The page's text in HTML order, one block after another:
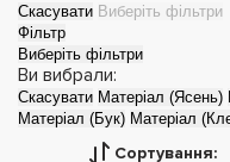
Скасувати Виберіть фільтри
Фільтр
Виберіть фільтри
Ви вибрали:
Скасувати Матеріал (Ясень)
Матеріал (Бук) Матеріал
Сортування: